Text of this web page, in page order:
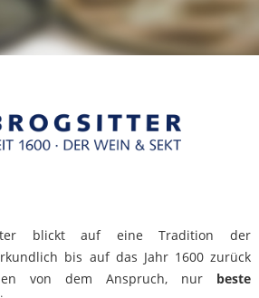
blickt auf eine Tradition der
bis auf das Jahr 1600 zurück
von dem Anspruch, nur beste